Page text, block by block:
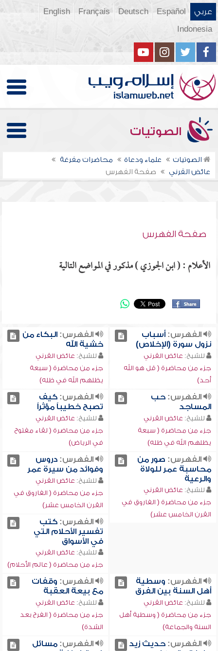
عربي Español
Deutsch
Français
English
Indonesia
الصوتيات
الصوتيات علماء ودعاة
محاضرات مفرغة
عائض القرني
صفحة الفهرس
صفحة الفهرس
الأعلام : ( ابن الجوزي ) مذكور في المواضع التالية
الفهرس:أسباب
نزول سورة (الإخلاص)
للشيخ: عائض القرني
جزء من محاضرة ( قل هو الله
أحد)
الفهرس:البكاء من
خشية الله
للشيخ: عائض القرني
جزء من محاضرة ( سبعة
يظلهم الله في ظله)
الفهرس:حب
المساجد
للشيخ: عائض القرني
جزء من محاضرة ( سبعة
يظلهم الله في ظله)
الفهرس:كيف
تصبح خطيباً مؤثراً
للشيخ: عائض القرني
جزء من محاضرة ( لقاء مفتوح
في الرياض)
الفهرس: صور من
محاسبة عمر للولاة
والرعية
للشيخ: عائض القرني
جزء من محاضرة ( الفاروق في
القرن الخامس عشر)
الفهرس:دروس
وفوائد من سيرة عمر
للشيخ: عائض القرني
جزء من محاضرة ( الفاروق في
القرن الخامس عشر)
الفهرس:كتب
تفسير الأحلام التي
في الأسواق
للشيخ: عائض القرني
جزء من محاضرة ( عالم الأحلام)
الفهرس: وسطية
أهل السنة بين الفرق
للشيخ: عائض القرني
جزء من محاضرة ( وسطية أهل
السنة والجماعة)
الفهرس: وقفات
مع بيعة العقبة
للشيخ: عائض القرني
جزء من محاضرة ( الفرج بعد
الشدة)
الفهرس:حديث زيد
الفهرس:مسائل